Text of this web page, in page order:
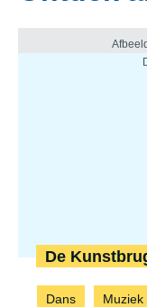
De
Dans Muziek